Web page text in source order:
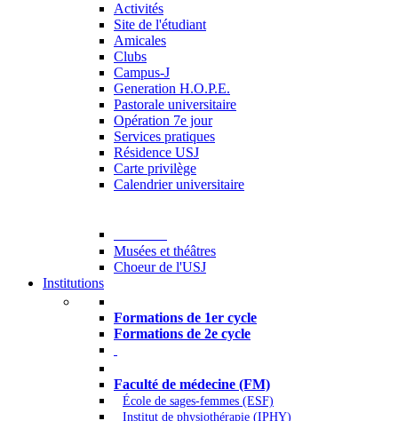
Activités
Site de l'étudiant
Amicales
Clubs
Campus-J
Generation H.O.P.E.
Pastorale universitaire
Opération 7e jour
Services pratiques
Résidence USJ
Carte privilège
Calendrier universitaire
Musées et théâtres
Choeur de l'USJ
Institutions
Formations de 1er cycle
Formations de 2e cycle
Faculté de médecine (FM)
École de sages-femmes (ESF)
Institut de physiothérapie (IPHY)